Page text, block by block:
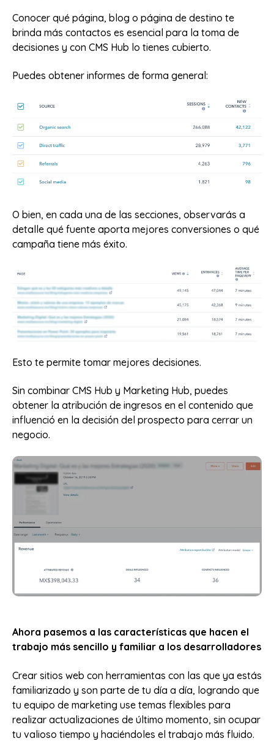
Conocer qué página, blog o página de destino te
brinda más contactos es esencial para la toma de
decisiones y con CMS Hub lo tienes cubierto.
Puedes obtener informes de forma general:
O bien, en cada una de las secciones, observarás a
detalle qué fuente aporta mejores conversiones o qué
campaña tiene más éxito.
Esto te permite tomar mejores decisiones.
Sin combinar CMS Hub y Marketing Hub, puedes
obtener la atribución de ingresos en el contenido que
influenció en la decisión del prospecto para cerrar un
negocio.
Ahora pasemos a las características que hacen el
trabajo más sencillo y familiar a los desarrolladores
Crear sitios web con herramientas con las que ya estás
familiarizado y son parte de tu día a día, logrando que
tu equipo de marketing use temas flexibles para
realizar actualizaciones de último momento, sin ocupar
tu valioso tiempo y haciéndoles el trabajo más fluido.